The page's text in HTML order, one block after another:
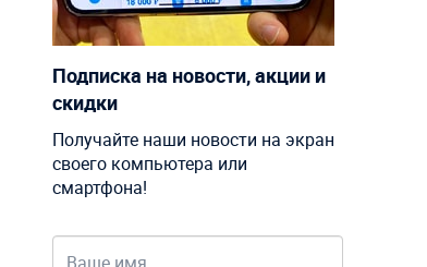
Подписка на новости, акции и
скидки
Получайте наши новости на экран
своего компьютера или
смартфона!